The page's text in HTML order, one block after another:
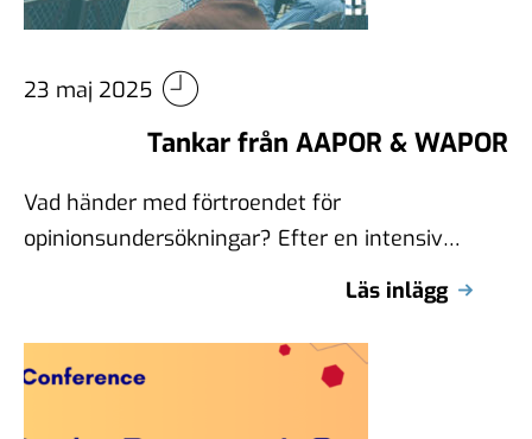
23 maj 2025
Tankar från AAPOR & WAPOR
Vad händer med förtroendet för
opinionsundersökningar? Efter en intensiv
Läs inlägg